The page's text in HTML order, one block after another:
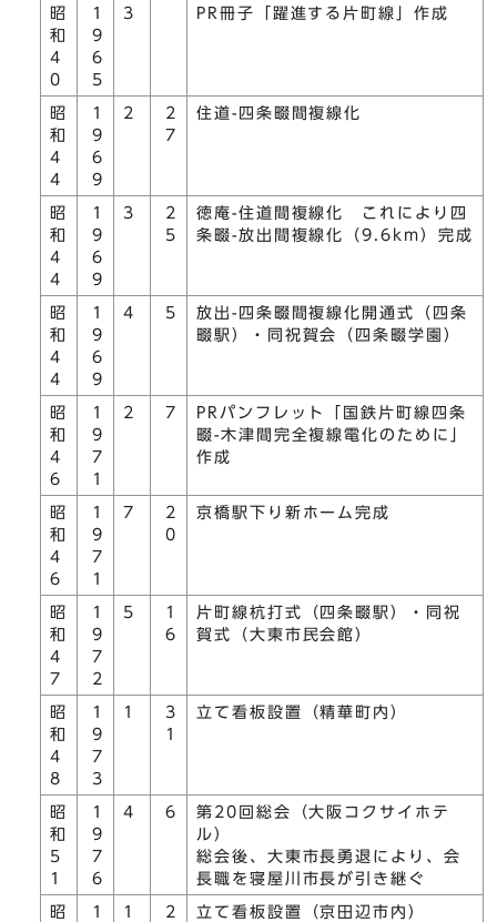
昭
和
4
0
1
9
6
5
3 PR冊子「躍進する片町線」作成
昭
和
4
4
1
9
6
9
2
2
7
住道-四条畷間複線化
昭
和
4
4
1
9
6
9
3
2
5
徳庵-住道間複線化 これにより四
条畷-放出間複線化（9.6km）完成
昭
和
4
4
1
9
6
9
4 5
放出-四条畷間複線化開通式（四条
畷駅）・同祝賀会（四条畷学園）
昭
和
4
6
1
9
7
1
2 7
PRパンフレット「国鉄片町線四条
畷-木津間完全複線電化のために」
作成
昭
和
4
6
1
9
7
1
7
2
0
京橋駅下り新ホーム完成
昭
和
4
7
1
9
7
2
5
1
6
片町線杭打式（四条畷駅）・同祝
賀式（大東市民会館）
昭
和
4
8
1
9
7
3
1
3
1
立て看板設置（精華町内）
昭
和
5
1
1
9
7
6
4 6
第20回総会（大阪コクサイホテ
ル）
総会後、大東市長勇退により、会
長職を寝屋川市長が引き継ぐ
昭
1
1
2
立て看板設置（京田辺市内）